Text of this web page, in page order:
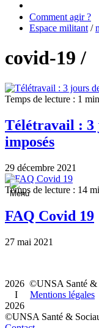
Comment agir ?
Espace militant /
covid-19 /
Temps de lecture : 1
Télétravail : 3
imposés
29 décembre 2021
Temps de lecture : 14
FAQ Covid 19
27 mai 2021
2026 ©UNSA
I Mentions légales
2026
©UNSA Santé &